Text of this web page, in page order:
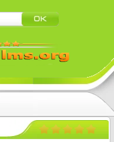
нажмите на
углу!!!